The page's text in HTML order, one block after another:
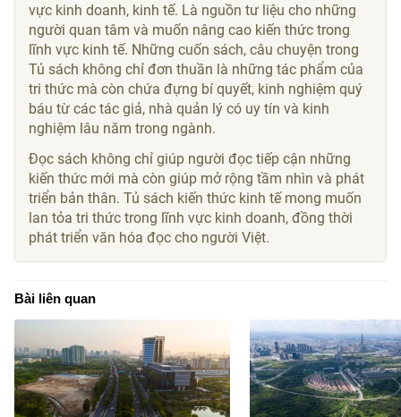
vực kinh doanh, kinh tế. Là nguồn tư liệu cho những
người quan tâm và muốn nâng cao kiến thức trong
lĩnh vực kinh tế. Những cuốn sách, câu chuyện trong
Tủ sách không chỉ đơn thuần là những tác phẩm của
tri thức mà còn chứa đựng bí quyết, kinh nghiệm quý
báu từ các tác giả, nhà quản lý có uy tín và kinh
nghiệm lâu năm trong ngành.
Đọc sách không chỉ giúp người đọc tiếp cận những
kiến thức mới mà còn giúp mở rộng tầm nhìn và phát
triển bản thân. Tủ sách kiến thức kinh tế mong muốn
lan tỏa tri thức trong lĩnh vực kinh doanh, đồng thời
phát triển văn hóa đọc cho người Việt.
Bài liên quan